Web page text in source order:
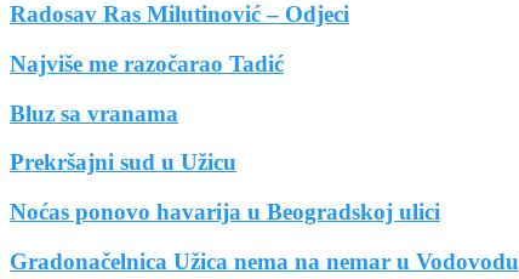
Radosav Ras Milutinović – Odjeci
Najviše me razočarao Tadić
Bluz sa vranama
Prekršajni sud u Užicu
Noćas ponovo havarija u Beogradskoj ulici
Gradonačelnica Užica nema na nemar u Vodovodu